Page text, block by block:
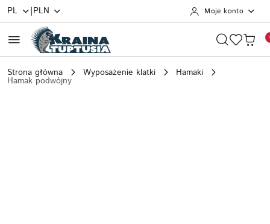
Przejdź do treści głównej
Przejdź do wyszukiwarki
Przejdź do moje konto
Przejdź do menu głównego
Przejdź do opisu produktu
Przejdź do stopki
PL |PLN Moje konto
Strona główna Wyposażenie klatki Hamaki
Hamak podwójny